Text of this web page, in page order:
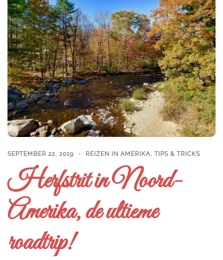
SEPTEMBER 22, 2019 REIZEN IN AMERIKA, TIPS & TRICKS
Herfstrit in Noord-
Amerika, de ultieme
roadtrip!